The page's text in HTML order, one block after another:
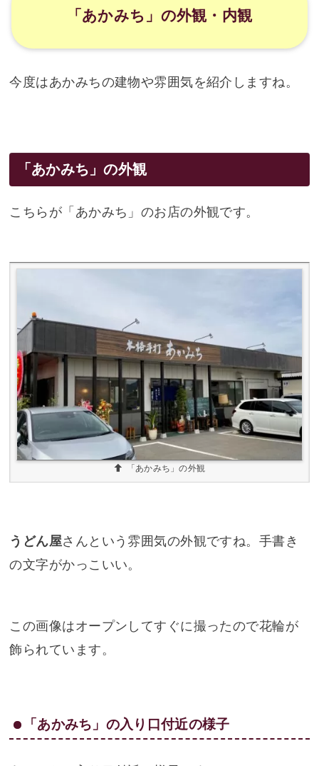
「あかみち」の外観・内観
今度はあかみちの建物や雰囲気を紹介しますね。
「あかみち」の外観
こちらが「あかみち」のお店の外観です。
「あかみち」の外観
うどん屋さんという雰囲気の外観ですね。手書き
の文字がかっこいい。
この画像はオープンしてすぐに撮ったので花輪が
飾られています。
「あかみち」の入り口付近の様子